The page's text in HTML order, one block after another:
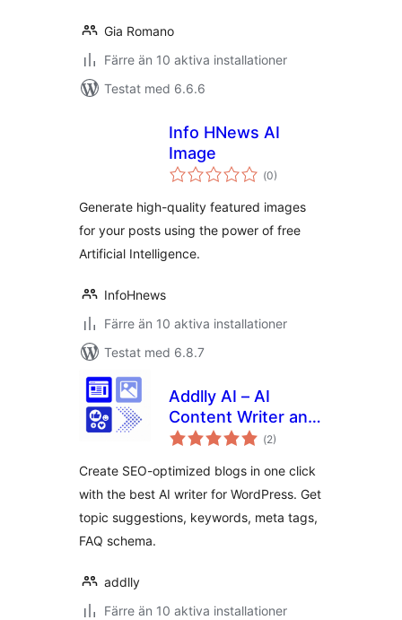
Gia Romano
Färre än 10 aktiva installationer
Testat med 6.6.6
Info HNews AI
Image
(Totalt
antal
0)
Generate high-quality featured images
for your posts using the power of free
Artificial Intelligence.
InfoHnews
Färre än 10 aktiva installationer
Testat med 6.8.7
Addlly AI – AI
Content Writer and
1 Click AI Blog
(Totalt
antal
2)
Create SEO-optimized blogs in one click
with the best AI writer for WordPress. Get
topic suggestions, keywords, meta tags,
FAQ schema.
addlly
Färre än 10 aktiva installationer